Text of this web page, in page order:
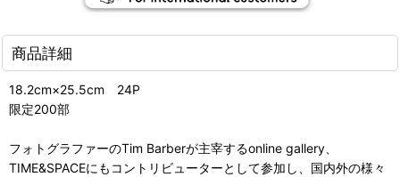
商品詳細
18.2cm×25.5cm 24P
限定200部
フォトグラファーのTim Barberが主宰するonline gallery、
TIME&SPACEにもコントリビューターとして参加し、国内外の様々